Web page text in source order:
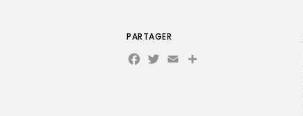
PARTAGER
Facebook
Twitter
EmailPartager